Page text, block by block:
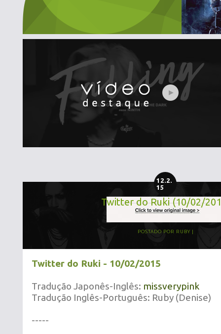
12.2.
15
Twitter do Ruki (10/02/
POSTADO POR RUBY
Twitter do Ruki - 10/02/2015
Tradução Japonês-Inglês: missverypink
Tradução Inglês-Português: Ruby (Denise)
-----